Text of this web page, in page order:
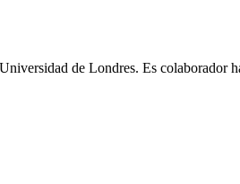
de Londres. Es colaborador